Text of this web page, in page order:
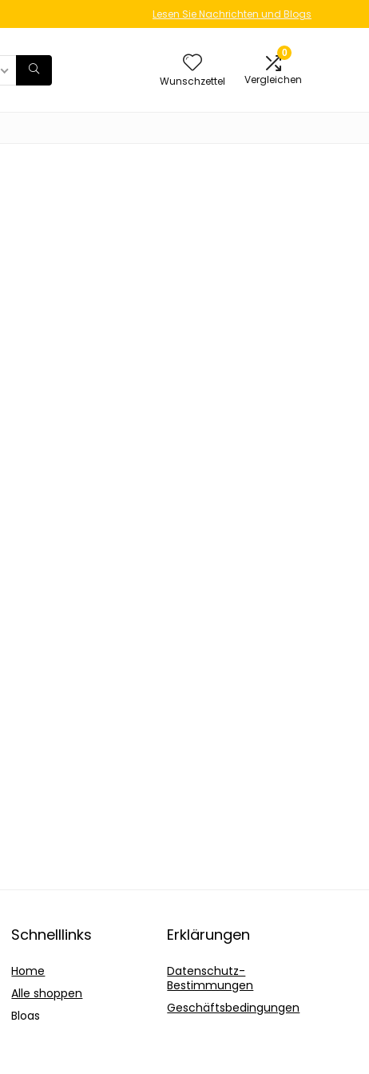
Lesen Sie Nachrichten und Blogs
Wunschzettel
0
Vergleichen
Schnelllinks
Home
Alle shoppen
Blogs
Erklärungen
Datenschutz-
Bestimmungen
Geschäftsbedingungen